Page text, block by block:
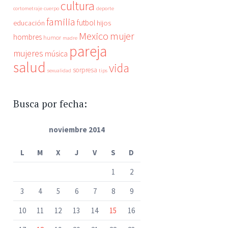
cortometraje cuerpo cultura deporte
educación familia futbol hijos
hombres humor madre Mexico mujer
mujeres música pareja
salud sexualidad sorpresa tips vida
Busca por fecha:
noviembre 2014
L M X J V S
D
1
2
3
4 5 6 7 8
9
10
11 12 13 14 15
16